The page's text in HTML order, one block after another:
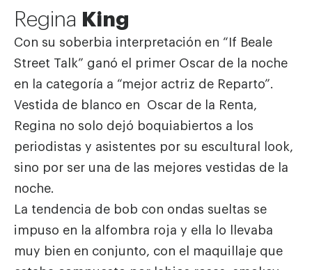
Regina King
Con su soberbia interpretación en “If Beale
Street Talk” ganó el primer Oscar de la noche
en la categoría a “mejor actriz de Reparto”.
Vestida de blanco en Oscar de la Renta,
Regina no solo dejó boquiabiertos a los
periodistas y asistentes por su escultural look,
sino por ser una de las mejores vestidas de la
noche.
La tendencia de bob con ondas sueltas se
impuso en la alfombra roja y ella lo llevaba
muy bien en conjunto, con el maquillaje que